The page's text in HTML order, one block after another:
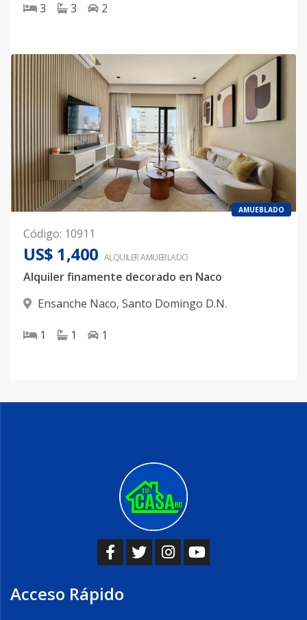
3 3 2
AMUEBLADO
Código: 10911
US$ 1,400 ALQUILERAMUEBLADO
Alquiler finamente decorado en Naco
Ensanche Naco, Santo Domingo D.N.
1 1 1
Acceso Rápido